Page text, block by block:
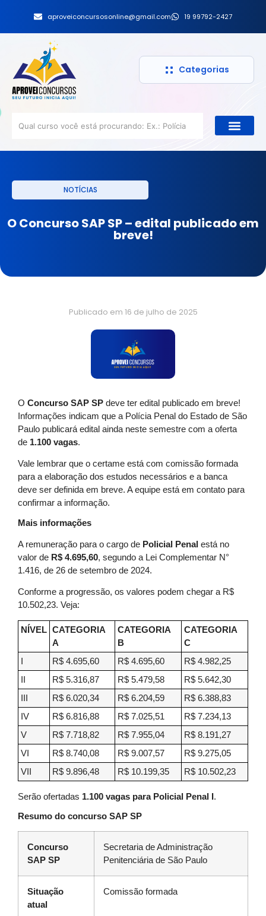
aproveiconcursosonline@gmail.com 19 99792-2427
Categorias
NOTÍCIAS
O Concurso SAP SP – edital publicado em
breve!
Publicado em 16 de julho de 2025
O Concurso SAP SP deve ter edital publicado em breve!
Informações indicam que a Polícia Penal do Estado de São
Paulo publicará edital ainda neste semestre com a oferta
de 1.100 vagas.
Vale lembrar que o certame está com comissão formada
para a elaboração dos estudos necessários e a banca
deve ser definida em breve. A equipe está em contato para
confirmar a informação.
Mais informações
A remuneração para o cargo de Policial Penal está no
valor de R$ 4.695,60, segundo a Lei Complementar N°
1.416, de 26 de setembro de 2024.
Conforme a progressão, os valores podem chegar a R$
10.502,23. Veja:
NÍVEL CATEGORIA
A
CATEGORIA
B
CATEGORIA
C
I
R$ 4.695,60 R$ 4.695,60
R$ 4.982,25
II
R$ 5.316,87 R$ 5.479,58
R$ 5.642,30
III
R$ 6.020,34 R$ 6.204,59
R$ 6.388,83
IV
R$ 6.816,88 R$ 7.025,51
R$ 7.234,13
V
R$ 7.718,82 R$ 7.955,04
R$ 8.191,27
VI
R$ 8.740,08 R$ 9.007,57
R$ 9.275,05
VII
R$ 9.896,48 R$ 10.199,35 R$ 10.502,23
Serão ofertadas 1.100 vagas para Policial Penal I.
Resumo do concurso SAP SP
Concurso
SAP SP
Secretaria de Administração
Penitenciária de São Paulo
Situação
atual
Comissão formada